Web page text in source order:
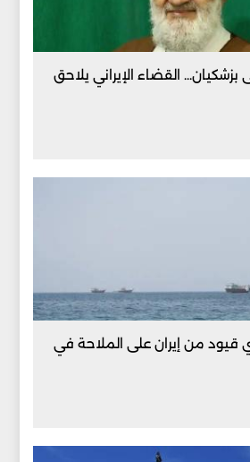
القضاء الإيراني يلاحق
من إيران على الملاحة في